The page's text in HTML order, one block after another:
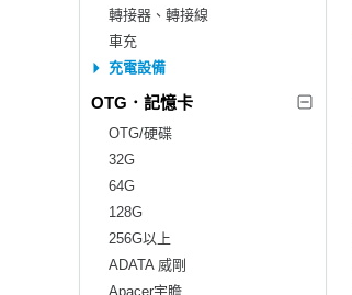
轉接器、轉接線
車充
充電設備
OTG．記憶卡
OTG/硬碟
32G
64G
128G
256G以上
ADATA 威剛
Apacer宇瞻